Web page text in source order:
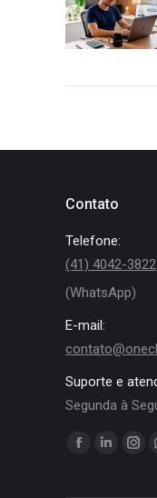
Contato
Telefone:
(41) 4042-3822
(WhatsApp)
E-mail:
Suporte e
Segunda à
Encontre-nos
Facebook
Linkedin